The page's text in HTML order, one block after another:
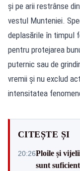
și pe arii restrânse
vestul Munteniei.
deplasările în timpul
pentru protejarea
puternic sau de
vremii și nu exclud
intensitatea
CITEȘTE ȘI
20:26Ploile și
sunt